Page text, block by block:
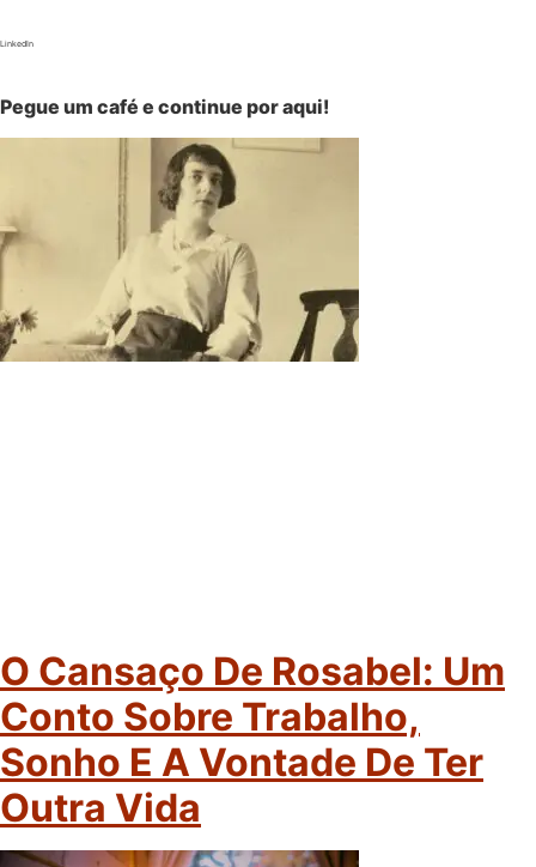
LinkedIn
Pegue um café e continue por aqui!
O Cansaço De Rosabel: Um
Conto Sobre Trabalho,
Sonho E A Vontade De Ter
Outra Vida